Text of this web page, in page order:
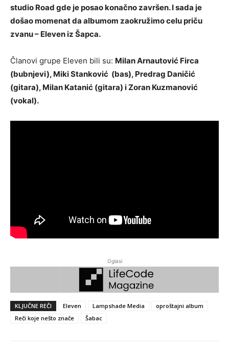
studio Road gde je posao konačno završen. I sada je
došao momenat da albumom zaokružimo celu priču
zvanu – Eleven iz Šapca.
Članovi grupe Eleven bili su: Milan Arnautović Firca
(bubnjevi), Miki Stanković (bas), Predrag Daničić
(gitara), Milan Katanić (gitara) i Zoran Kuzmanović
(vokal).
Oglasi
KLJUČNE REČI Eleven Lampshade Media
oproštajni album
Reči koje nešto znače
Šabac